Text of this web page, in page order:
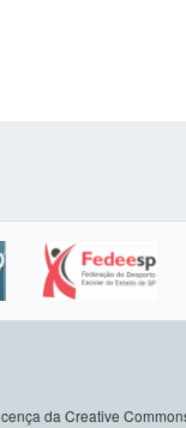
da Creative